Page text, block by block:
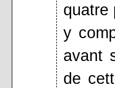
quatre
y
avant
de